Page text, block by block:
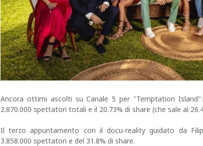
Ancora ottimi ascolti su Canale 5 per "Temptation
2.870.000 spettatori totali e il 20.73% di share (che sale al
Il terzo appuntamento con il docu-reality guidato da
3.858.000 spettatori e del 31.8% di share.